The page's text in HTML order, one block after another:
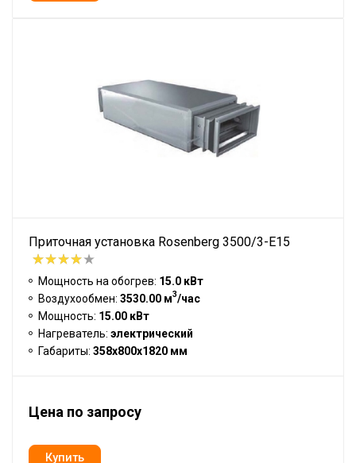
Приточная установка Rosenberg 3500/3-E15
Мощность на обогрев: 15.0 кВт
Воздухообмен: 3530.00 м3/час
Мощность: 15.00 кВт
Нагреватель: электрический
Габариты: 358x800x1820 мм
Цена по запросу